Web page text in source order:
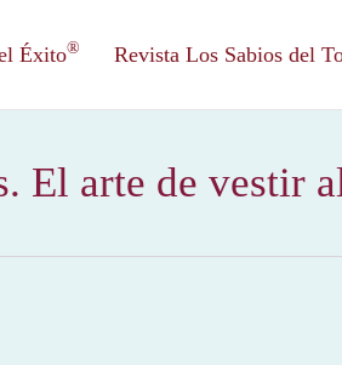
Éxito® Revista Los Sabios del
El arte de vestir